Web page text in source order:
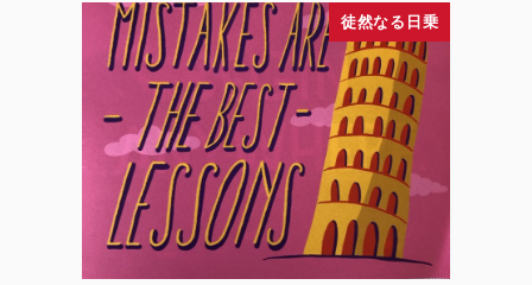
徒然なる日乗